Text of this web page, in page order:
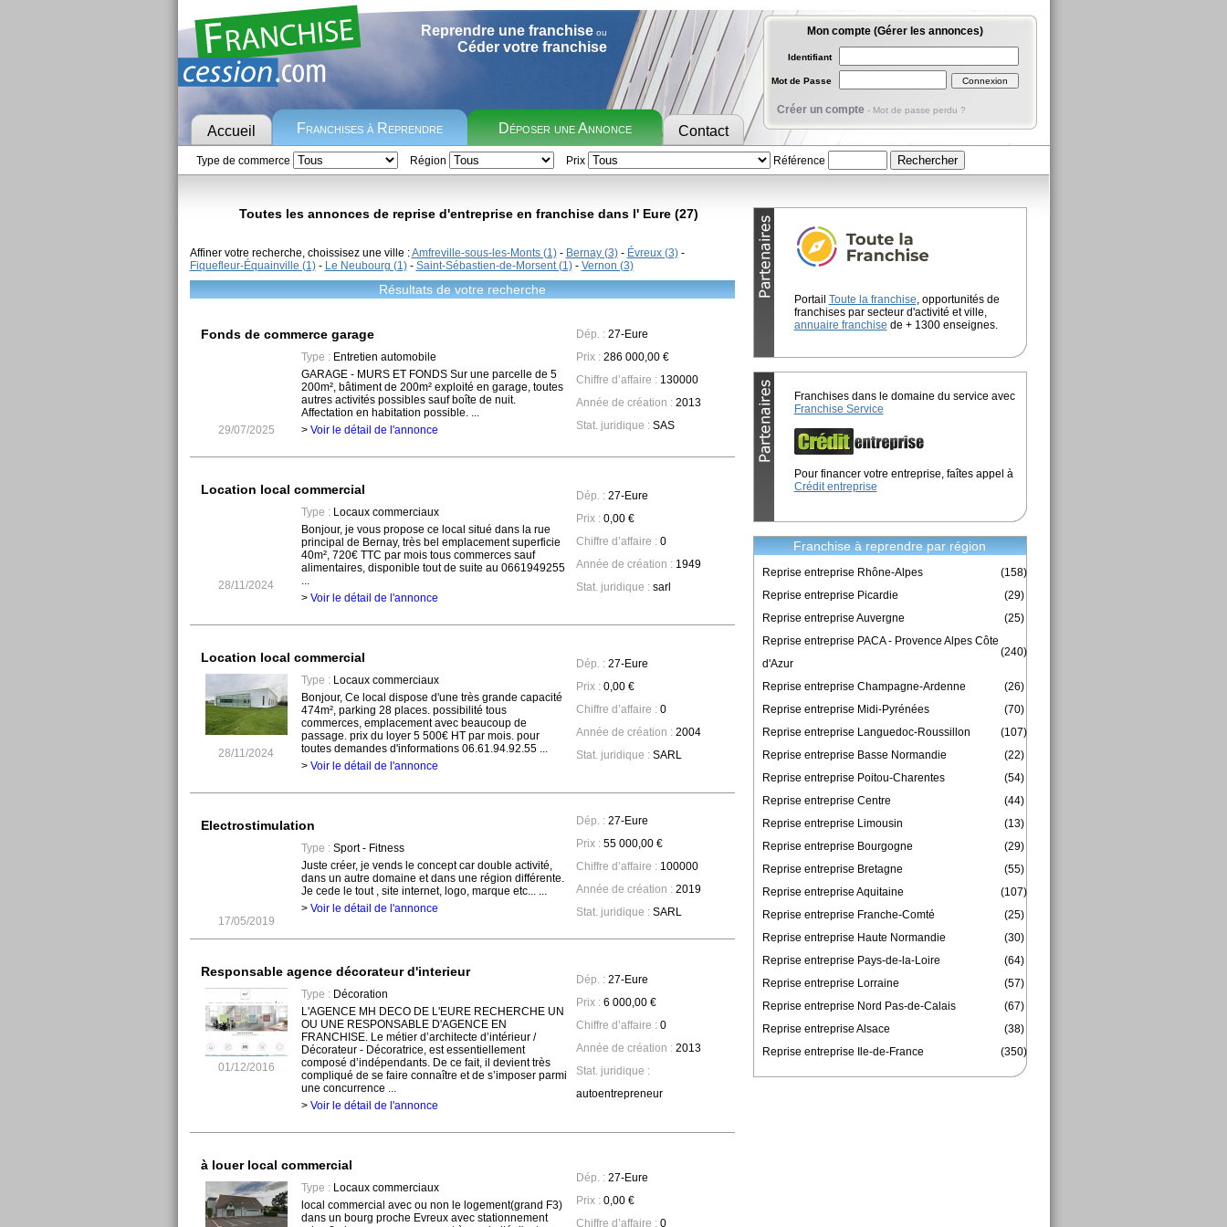
Reprendre une franchiseou
Céder votre franchise
Accueil Franchises à Reprendre Déposer une Annonce Contact
Mon compte (Gérer les annonces)
Identifiant
Mot de Passe
Créer un compte - Mot de passe perdu ?
Type de commerce Région Prix Référence
Toutes les annonces de reprise d'entreprise en franchise dans l' Eure (27)
Affiner votre recherche, choissisez une ville :Amfreville-sous-les-Monts (1)- Bernay (3)- Évreux (3)-
Fiquefleur-Équainville (1)- Le Neubourg (1)- Saint-Sébastien-de-Morsent (1)- Vernon (3)
Résultats de votre recherche
Fonds de commerce garage Dép. :27-Eure
Prix :286 000,00 €
Chiffre d’affaire :130000
Année de création :2013
Stat. juridique :SAS
29/07/2025
Type :Entretien automobile
GARAGE - MURS ET FONDS Sur une parcelle de 5
200m², bâtiment de 200m² exploité en garage, toutes
autres activités possibles sauf boîte de nuit.
Affectation en habitation possible. ...
> Voir le détail de l'annonce
Location local commercial Dép. :27-Eure
Prix :0,00 €
Chiffre d’affaire :0
Année de création :1949
Stat. juridique :sarl
28/11/2024
Type :Locaux commerciaux
Bonjour, je vous propose ce local situé dans la rue
principal de Bernay, très bel emplacement superficie
40m², 720€ TTC par mois tous commerces sauf
alimentaires, disponible tout de suite au 0661949255
...
> Voir le détail de l'annonce
Location local commercial Dép. :27-Eure
Prix :0,00 €
Chiffre d’affaire :0
Année de création :2004
Stat. juridique :SARL
28/11/2024
Type :Locaux commerciaux
Bonjour, Ce local dispose d'une très grande capacité
474m², parking 28 places. possibilité tous
commerces, emplacement avec beaucoup de
passage. prix du loyer 5 500€ HT par mois. pour
toutes demandes d'informations 06.61.94.92.55 ...
> Voir le détail de l'annonce
Electrostimulation Dép. :27-Eure
Prix :55 000,00 €
Chiffre d’affaire :100000
Année de création :2019
Stat. juridique :SARL
17/05/2019
Type :Sport - Fitness
Juste créer, je vends le concept car double activité,
dans un autre domaine et dans une région différente.
Je cede le tout , site internet, logo, marque etc... ...
> Voir le détail de l'annonce
Responsable agence décorateur d'interieur
Dép. :27-Eure
Prix :6 000,00 €
Chiffre d’affaire :0
Année de création :2013
Stat. juridique :
autoentrepreneur
01/12/2016
Type :Décoration
L'AGENCE MH DECO DE L'EURE RECHERCHE UN
OU UNE RESPONSABLE D'AGENCE EN
FRANCHISE. Le métier d’architecte d’intérieur /
Décorateur - Décoratrice, est essentiellement
composé d’indépendants. De ce fait, il devient très
compliqué de se faire connaître et de s’imposer parmi
une concurrence ...
> Voir le détail de l'annonce
à louer local commercial
Dép. :27-Eure
Prix :0,00 €
Chiffre d’affaire :0
Type :Locaux commerciaux
local commercial avec ou non le logement(grand F3)
dans un bourg proche Evreux avec stationnement
Portail Toute la franchise, opportunités de
franchises par secteur d'activité et ville,
annuaire franchise de + 1300 enseignes.
Franchises dans le domaine du service avec
Franchise Service
Pour financer votre entreprise, faîtes appel à
Crédit entreprise
Franchise à reprendre par région
Reprise entreprise Rhône-Alpes
(158)
Reprise entreprise Picardie
(29)
Reprise entreprise Auvergne
(25)
Reprise entreprise PACA - Provence Alpes Côte
d'Azur
(240)
Reprise entreprise Champagne-Ardenne
(26)
Reprise entreprise Midi-Pyrénées
(70)
Reprise entreprise Languedoc-Roussillon
(107)
Reprise entreprise Basse Normandie
(22)
Reprise entreprise Poitou-Charentes
(54)
Reprise entreprise Centre
(44)
Reprise entreprise Limousin
(13)
Reprise entreprise Bourgogne
(29)
Reprise entreprise Bretagne
(55)
Reprise entreprise Aquitaine
(107)
Reprise entreprise Franche-Comté
(25)
Reprise entreprise Haute Normandie
(30)
Reprise entreprise Pays-de-la-Loire
(64)
Reprise entreprise Lorraine
(57)
Reprise entreprise Nord Pas-de-Calais
(67)
Reprise entreprise Alsace
(38)
Reprise entreprise Ile-de-France
(350)